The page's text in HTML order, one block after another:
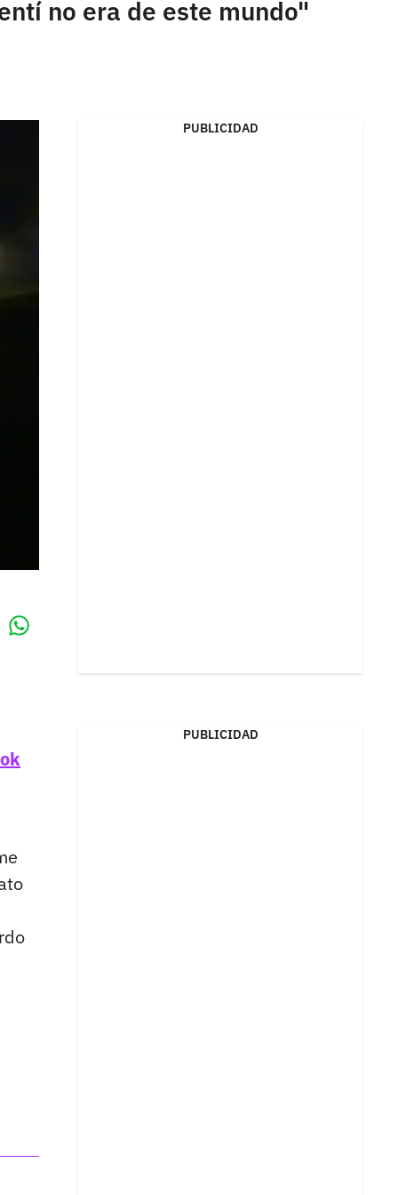
no era de este mundo"
PUBLICIDAD
PUBLICIDAD